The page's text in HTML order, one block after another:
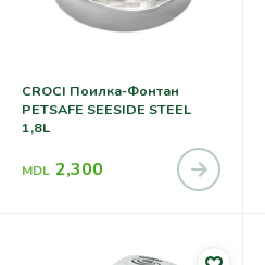
CROCI Поилка-Фонтан
PETSAFE SEESIDE STEEL
1,8L
MDL 2,300